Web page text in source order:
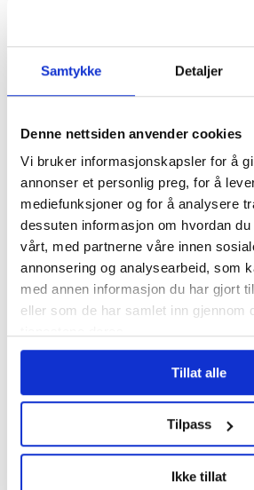
Samtykke Detaljer
Denne nettsiden anvender cookies
Vi bruker informasjonskapsler for å
annonser et personlig preg, for å
mediefunksjoner og for å analysere
dessuten informasjon om hvordan
vårt, med partnerne våre innen
annonsering og analysearbeid, som
med annen informasjon du har gjort
eller som de har samlet inn gjennom
Tillat alle
Tilpass
Ikke tillat
faste
Føler
har krav
uten å
I kø for å
om
lista her
som
varslet om
– De tar
fisk